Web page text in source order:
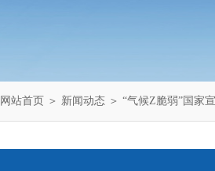
网站首页 ＞ 新闻动态 ＞ “气候Z脆弱”国家